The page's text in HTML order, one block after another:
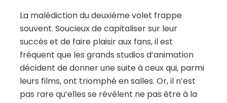
La malédiction du deuxième volet frappe
souvent. Soucieux de capitaliser sur leur
succès et de faire plaisir aux fans, il est
fréquent que les grands studios d’animation
décident de donner une suite à ceux qui, parmi
leurs films, ont triomphé en salles. Or, il n’est
pas rare qu’elles se révèlent ne pas être à la